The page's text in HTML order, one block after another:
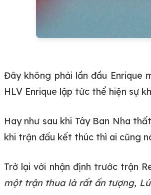
Đây không phải lần đầu Enrique
HLV Enrique lập tức thể hiện sự
Hay như sau khi Tây Ban Nha
khi trận đấu kết thúc thì ai cũng
Trở lại với nhận định trước trận
một trận thua là rất ấn tượng,